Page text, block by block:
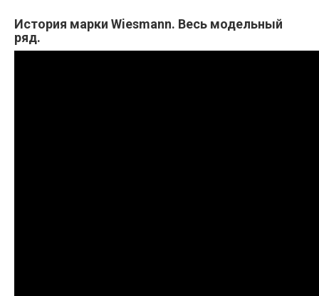
История марки Wiesmann. Весь модельный
ряд.